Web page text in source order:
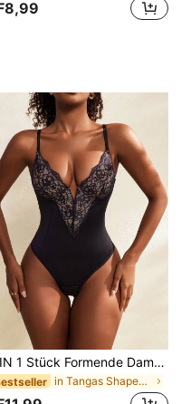
SHEIN 1 Stück Formende Damen Bodysuit-Shapewear mit hoher Elastizität, Formung und Bauchkontrolle
in Tangas Shapewear-Bodys für Damen